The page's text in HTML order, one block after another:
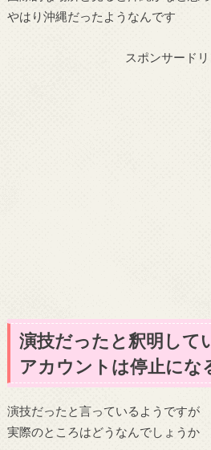
やはり沖縄だったようなんです
スポンサード
演技だったと釈明して
アカウントは停止にな
演技だったと言っているようですが
実際のところはどうなんでしょうか